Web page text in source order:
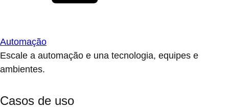
Automação
Escale a automação e una tecnologia, equipes e
ambientes.
Casos de uso